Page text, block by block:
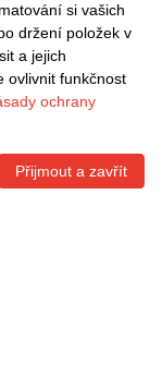
Michael
#19 Námořnická
Daleko
2025/26 Dres
si vašich
držení položek v
a jejich
ovlivnit funkčnost
ochrany
Přijmout a zavřít